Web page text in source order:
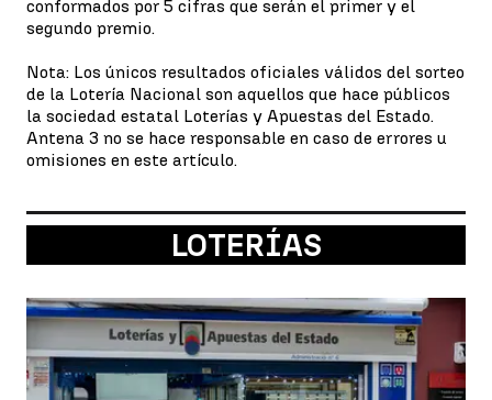
conformados por 5 cifras que serán el primer y el
segundo premio.
Nota: Los únicos resultados oficiales válidos del sorteo
de la Lotería Nacional son aquellos que hace públicos
la sociedad estatal Loterías y Apuestas del Estado.
Antena 3 no se hace responsable en caso de errores u
omisiones en este artículo.
LOTERÍAS